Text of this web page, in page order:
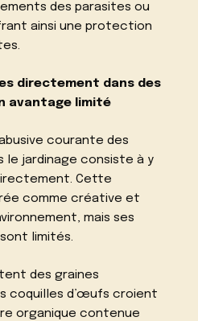
des parasites ou
ainsi une protection
directement dans des
avantage limité
courante des
le jardinage consiste à y
Cette
comme créative et
mais ses
limités.
des graines
coquilles d’œufs croient
organique contenue